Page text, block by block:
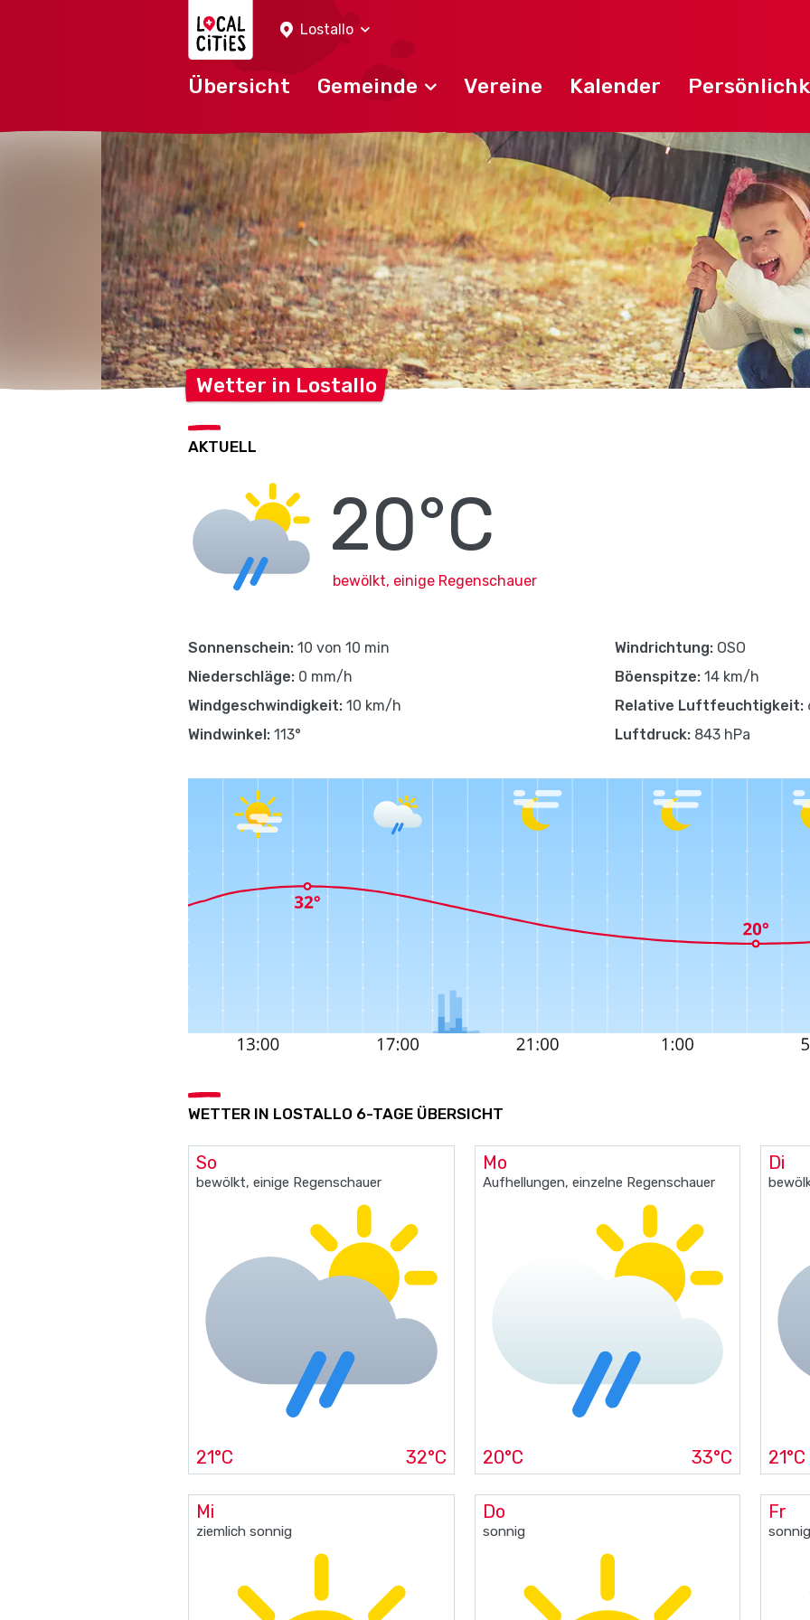
Lostallo
Übersicht Gemeinde Vereine Kalender
Wetter in Lostallo
AKTUELL
20°C
bewölkt, einige Regenschauer
Sonnenschein: 10 von 10 min
Niederschläge: 0 mm/h
Windgeschwindigkeit: 10 km/h
Windwinkel: 113°
Windrichtung: OSO
Böenspitze: 14 km/h
Relative Luftfeuchtigkeit:
Luftdruck: 843 hPa
WETTER IN LOSTALLO 6-TAGE ÜBERSICHT
So
bewölkt, einige Regenschauer
21°C 32°C
Mo
Aufhellungen, einzelne Regenschauer
20°C 33°C
Di
21°C
Mi
ziemlich sonnig
Do
sonnig
Fr